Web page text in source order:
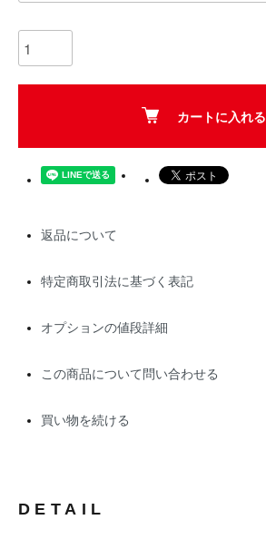
カートに入れる
返品について
特定商取引法に基づく表記
オプションの値段詳細
この商品について問い合わせる
買い物を続ける
DETAIL